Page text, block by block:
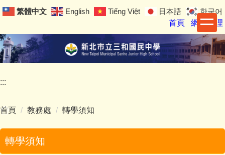
跳
要
內
區
繁體中文 English Tiếng Việt 日本語
한국어
首頁
網站管理
:::
首頁 教務處 轉學須知
轉學須知